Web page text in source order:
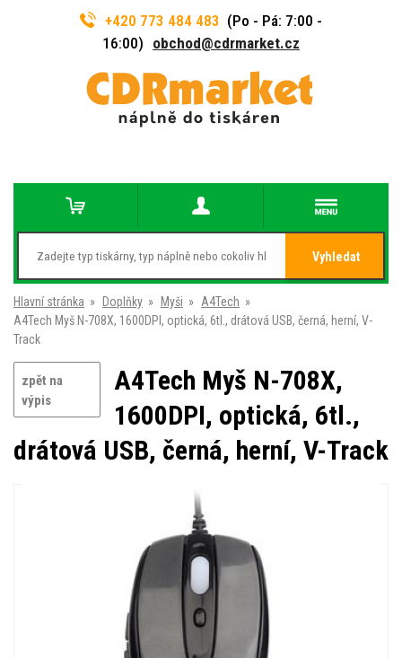
+420 773 484 483 (Po - Pá: 7:00 -
16:00) obchod@cdrmarket.cz
Vyhledat
Hlavní stránka » Doplňky » Myši » A4Tech »
A4Tech Myš N-708X, 1600DPI, optická, 6tl., drátová USB, černá, herní, V-
Track
zpět na
výpis
A4Tech Myš N-708X,
1600DPI, optická, 6tl.,
drátová USB, černá, herní, V-Track